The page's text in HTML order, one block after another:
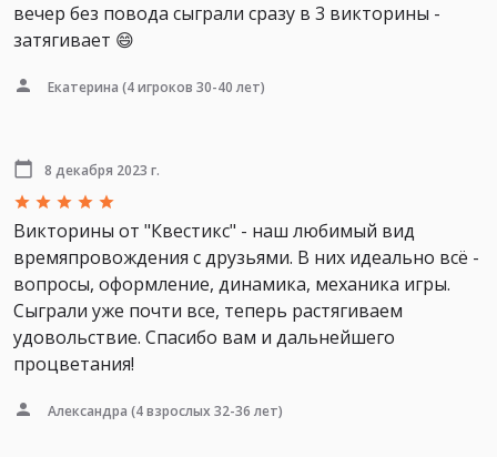
вечер без повода сыграли сразу в 3 викторины -
затягивает 😄
Екатерина (4 игроков 30-40 лет)
8 декабря 2023 г.
Викторины от "Квестикс" - наш любимый вид
времяпровождения с друзьями. В них идеально всё -
вопросы, оформление, динамика, механика игры.
Сыграли уже почти все, теперь растягиваем
удовольствие. Спасибо вам и дальнейшего
процветания!
Александра (4 взрослых 32-36 лет)